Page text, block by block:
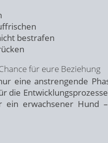
bestrafen
für eure Beziehung
eine anstrengende
die
erwachsener Hund